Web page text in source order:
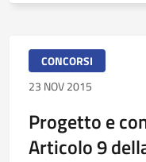
CONCORSI
23 NOV 2015
Progetto e
Articolo 9